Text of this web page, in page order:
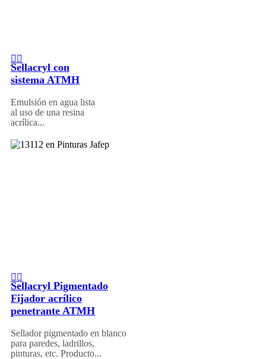
Sellacryl con
sistema ATMH
Emulsión en agua lista
al uso de una resina
acrílica...
Sellacryl Pigmentado
Fijador acrílico
penetrante ATMH
Sellador pigmentado en blanco
para paredes, ladrillos,
pinturas, etc. Producto...